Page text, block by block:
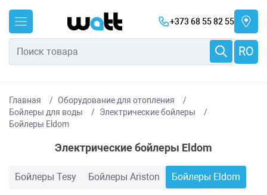
+373 68 55 82 55
RO
Главная
Оборудование для отопления
Бойлеры для воды
Электрические бойлеры
Бойлеры Eldom
Электрические бойлеры Eldom
Бойлеры Tesy Бойлеры Ariston
Бойлеры Eldom